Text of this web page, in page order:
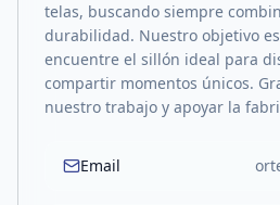
telas, buscando siempre
durabilidad. Nuestro objetivo
encuentre el sillón ideal para
compartir momentos únicos.
nuestro trabajo y apoyar la
Email